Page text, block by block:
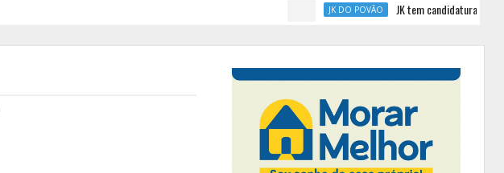
JK DO POVÃO JK tem candidatura homologada